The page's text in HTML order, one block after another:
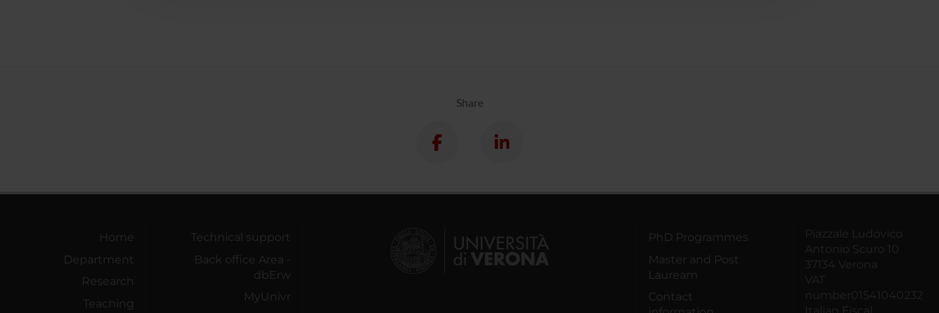
Share
Home
Department
Research
Teaching
Technical support
Back office Area -
dbErw
MyUnivr
PhD Programmes
Master and Post
Lauream
Contact
Piazzale Ludovico
Antonio Scuro 10
37134 Verona
VAT
number01541040232